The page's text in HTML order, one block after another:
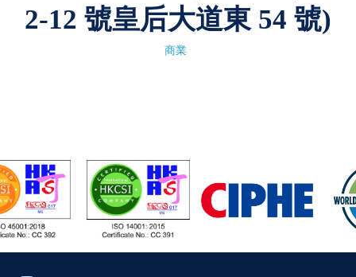
2-12 號皇后大道東 54 號)
商業